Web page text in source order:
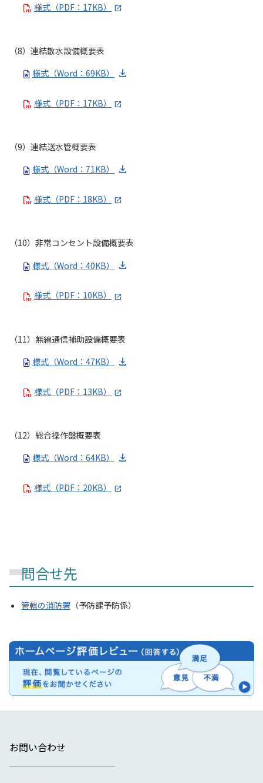
様式（PDF：17KB）
（8）連結散水設備概要表
様式（Word：69KB）
様式（PDF：17KB）
（9）連結送水管概要表
様式（Word：71KB）
様式（PDF：18KB）
（10）非常コンセント設備概要表
様式（Word：40KB）
様式（PDF：10KB）
（11）無線通信補助設備概要表
様式（Word：47KB）
様式（PDF：13KB）
（12）総合操作盤概要表
様式（Word：64KB）
様式（PDF：20KB）
問合せ先
管轄の消防署 （予防課予防係）
お問い合わせ